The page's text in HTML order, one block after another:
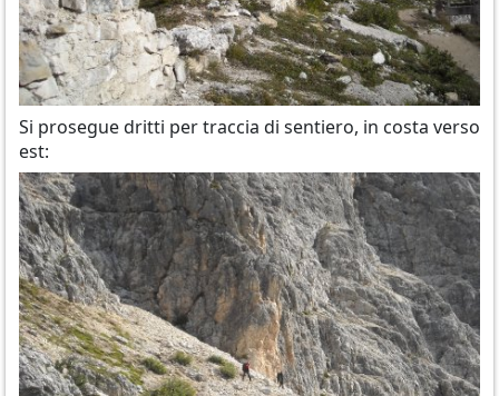
Si prosegue dritti per traccia di sentiero, in costa verso
est: